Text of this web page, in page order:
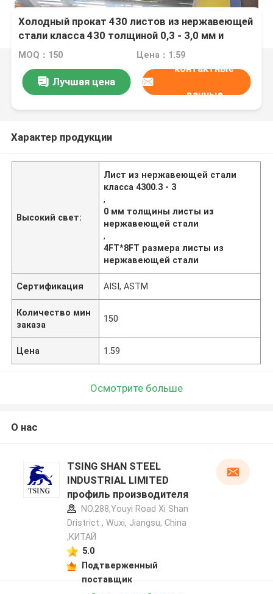
Холодный прокат 430 листов из нержавеющей
стали класса 430 толщиной 0,3 - 3,0 мм и
размером 4FT * 8FT от TISCO JISCO
MOQ：150 Цена：1.59
Лучшая цена
контактные
данные
Характер продукции
Высокий свет:
Лист из нержавеющей стали
класса 4300.3 - 3
,
0 мм толщины листы из
нержавеющей стали
,
4FT*8FT размера листы из
нержавеющей стали
Сертификация AISI, ASTM
Количество мин
заказа
150
Цена 1.59
Осмотрите больше
О нас
TSING SHAN STEEL
INDUSTRIAL LIMITED
профиль производителя
NO.288,Youyi Road Xi Shan
Dristrict , Wuxi, Jiangsu, China
,КИТАЙ
5.0
Подтверженный
поставщик